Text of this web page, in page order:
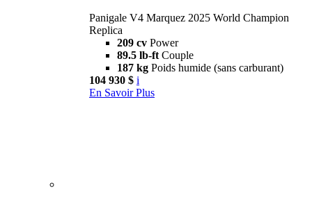
Panigale V4 Marquez 2025 World Champion
Replica
209 cv Power
89.5 lb-ft Couple
187 kg Poids humide (sans carburant)
104 930 $ i
En Savoir Plus